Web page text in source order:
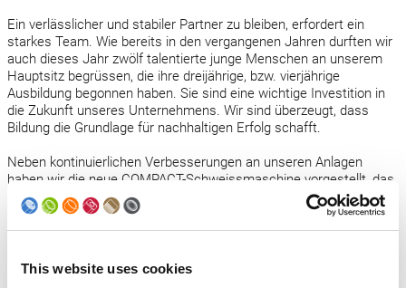
This website uses cookies
Ein verlässlicher und stabiler Partner zu bleiben, erfordert ein
starkes Team. Wie bereits in den vergangenen Jahren durften wir
auch dieses Jahr zwölf talentierte junge Menschen an unserem
Hauptsitz begrüssen, die ihre dreijährige, bzw. vierjährige
Ausbildung begonnen haben. Sie sind eine wichtige Investition in
die Zukunft unseres Unternehmens. Wir sind überzeugt, dass
Bildung die Grundlage für nachhaltigen Erfolg schafft.
Neben kontinuierlichen Verbesserungen an unseren Anlagen
haben wir die neue COMPACT-Schweissmaschine vorgestellt, das
Angebot an Upgrades und Umbauten erweitert und digitale
Lösungen wie mySoudronic weiterentwickelt. All dies verfolgen wir
mit einem klaren Ziel: Dosenproduktionslinien effizienter und
zu bieten.